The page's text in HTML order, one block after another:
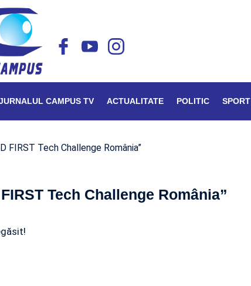
CAMPUS TV ACTUALITATE POLITIC SPORT
FIRST Tech Challenge România”
Tech Challenge România”